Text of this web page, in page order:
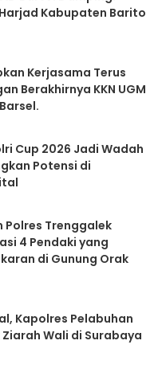
Kabupaten Barito
Kerjasama Terus
Berakhirnya KKN UGM
Cup 2026 Jadi Wadah
Potensi di
Polres Trenggalek
4 Pendaki yang
di Gunung Orak
Kapolres Pelabuhan
Wali di Surabaya